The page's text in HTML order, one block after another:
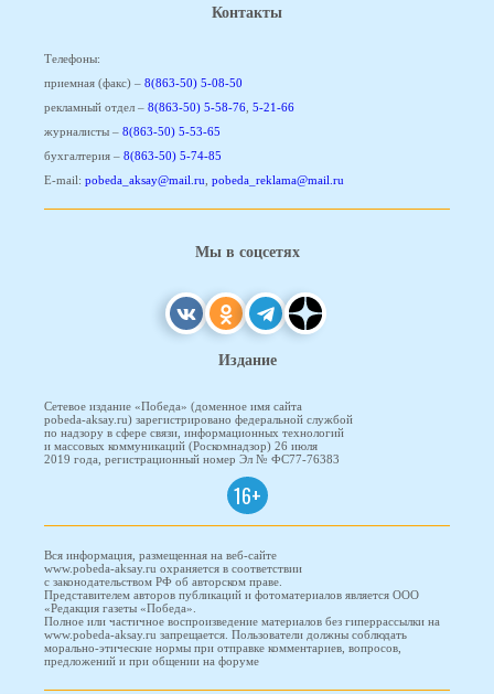
Контакты
Телефоны:
приемная (факс) – 8(863-50) 5-08-50
рекламный отдел – 8(863-50) 5-58-76, 5-21-66
журналисты – 8(863-50) 5-53-65
бухгалтерия – 8(863-50) 5-74-85
E-mail: pobeda_aksay@mail.ru, pobeda_reklama@mail.ru
Мы в соцсетях
Издание
Сетевое издание «Победа» (доменное имя сайта
pobeda-aksay.ru) зарегистрировано федеральной службой
по надзору в сфере связи, информационных технологий
и массовых коммуникаций (Роскомнадзор) 26 июля
2019 года, регистрационный номер Эл № ФС77-76383
16+
Вся информация, размещенная на веб-сайте
www.pobeda-aksay.ru охраняется в соответствии
с законодательством РФ об авторском праве.
Представителем авторов публикаций и фотоматериалов является ООО
«Редакция газеты «Победа».
Полное или частичное воспроизведение материалов без гиперрассылки на
www.pobeda-aksay.ru запрещается. Пользователи должны соблюдать
морально-этические нормы при отправке комментариев, вопросов,
предложений и при общении на форуме